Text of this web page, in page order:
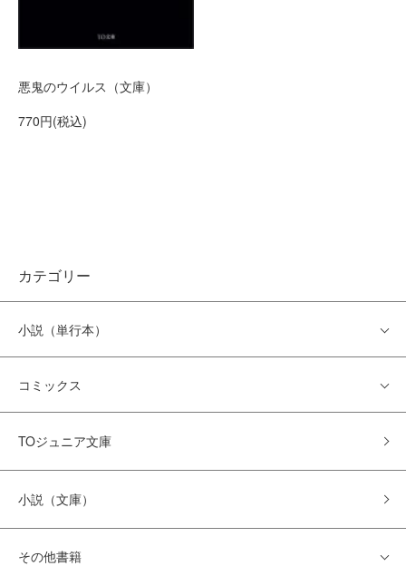
悪鬼のウイルス（文庫）
770円(税込)
カテゴリー
小説（単行本）
コミックス
TOジュニア文庫
小説（文庫）
その他書籍